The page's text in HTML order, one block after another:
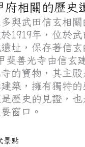
府相關的歷史
與武田信玄相關
1919年，位於
址，保存著信
斐善光寺由信玄
的寶物，其主
築，擁有獨特
歷史的見證，
窗口。
景點